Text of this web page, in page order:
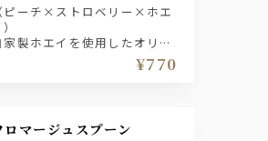
（ピーチ×ストロベリー×ホエ
家製ホエイを使用したオリジ
¥770
フロマージュスプーン